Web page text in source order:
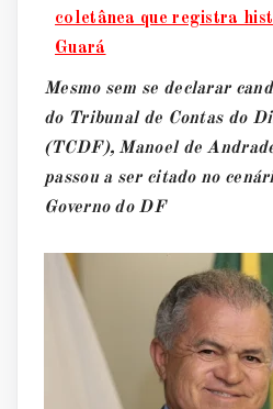
coletânea que registra
Guará
Mesmo sem se declarar
do Tribunal de Contas do
(TCDF), Manoel de
passou a ser citado no
Governo do DF